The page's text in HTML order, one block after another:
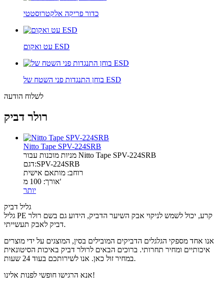
כדור פריקה אלקטרוסטטי
עט ואקום ESD
בוחן התנגדות פני השטח של ESD
לשלוח הודעה
רולר דביק
Nitto Tape SPV-224SRB
מניות מוכנות עבור Nitto Tape SPV-224SRB
דגם:SPV-224SRB
רוחב: מותאם אישית
אורך: 100 מ'
יותר
גליל דביק
גליל PE קרע, יכול לשמש לניקוי אבק השיער הדביק, הידוע גם בשם רולר
דביק לאבק תעשייתי.
אנו אחד מספקי הגלגלים הדביקים המובילים בסין, המוצגים על ידי מוצרים
איכותיים ומחיר תחרותי. ברוכים הבאים לרולר דביק באיכות הסיטונאית
במחיר זול כאן. אנו לשירותכם בעוד 24 שעות.
אנא הרגישו חופשי לפנות אלינו!